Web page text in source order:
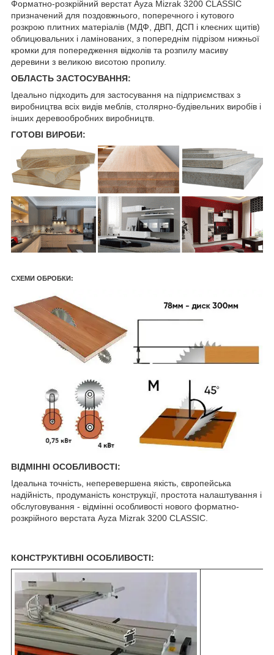
Форматно-розкрійний верстат Ayza Mizrak 3200 CLASSIC
призначений для поздовжнього, поперечного і кутового
розкрою плитних матеріалів (МДФ, ДВП, ДСП і клеєних щитів)
облицювальних і ламінованих, з попереднім підрізом нижньої
кромки для попередження відколів та розпилу масиву
деревини з великою висотою пропилу.
ОБЛАСТЬ ЗАСТОСУВАННЯ:
Ідеально підходить для застосування на підприємствах з
виробництва всіх видів меблів, столярно-будівельних виробів і
інших деревообробних виробництв.
ГОТОВІ ВИРОБИ:
СХЕМИ ОБРОБКИ:
ВІДМІННІ ОСОБЛИВОСТІ:
Ідеальна точність, неперевершена якість, європейська
надійність, продуманість конструкції, простота налаштування і
обслуговування - відмінні особливості нового форматно-
розкрійного верстата Ayza Mizrak 3200 CLASSIC.
КОНСТРУКТИВНІ ОСОБЛИВОСТІ: